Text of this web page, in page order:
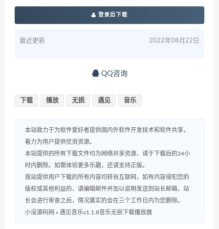
登录后下载
最近更新 2022年08月22日
QQ咨询
下载 播放 无损 遇见 音乐
本站致力于为软件爱好者提供国内外软件开发技术和软件共享，
着力为用户提供优资资源。
本站提供的所有下载文件均为网络共享资源，请于下载后的24小
时内删除。如需体验更多乐趣，还请支持正版。
我站提供用户下载的所有内容均转自互联网，如有内容侵犯您的
版权或其他利益的，请编辑邮件并加以说明发送到站长邮箱，站
长会进行审查之后，情况属实的会在三个工作日内为您删除。
小没源码网 » 遇见音乐v1.1.8音乐无损下载播放器